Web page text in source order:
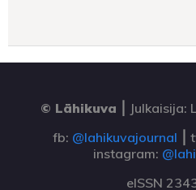
© Lähikuva
Julkaisija:
fb: @lahikuvajournal ⎮
instagram:
eISSN